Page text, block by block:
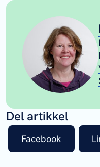
Del artikkel
Facebook